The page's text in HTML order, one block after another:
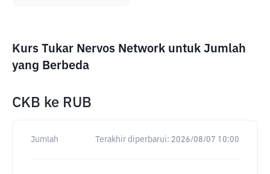
Kurs Tukar Nervos Network untuk Jumlah
yang Berbeda
CKB ke RUB
Jumlah Terakhir diperbarui: 2026/08/07 10:00